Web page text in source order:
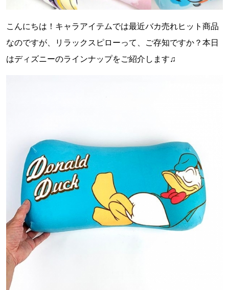
こんにちは！キャラアイテムでは最近バカ売れヒット商品
なのですが、リラックスピローって、ご存知ですか？本日
はディズニーのラインナップをご紹介します♫